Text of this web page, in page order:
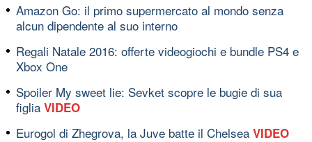
Amazon Go: il primo supermercato al mondo senza
alcun dipendente al suo interno
Regali Natale 2016: offerte videogiochi e bundle PS4 e
Xbox One
Spoiler My sweet lie: Sevket scopre le bugie di sua
figlia VIDEO
Eurogol di Zhegrova, la Juve batte il Chelsea VIDEO